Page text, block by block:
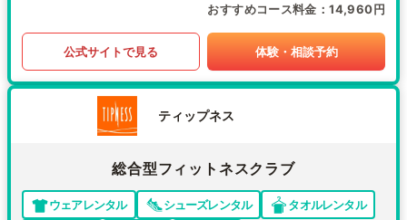
おすすめコース料金 14,960円
公式サイトで見る 体験・相談予約
ティップネス
総合型フィットネスクラブ
ウェアレンタル シューズレンタル
タオルレンタル